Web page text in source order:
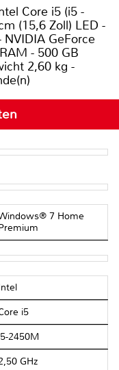
Core i5 (i5 -
(15,6 Zoll) LED -
NVIDIA GeForce
- 500 GB
2,60 kg -
7 Home
i5
2450M
GHz